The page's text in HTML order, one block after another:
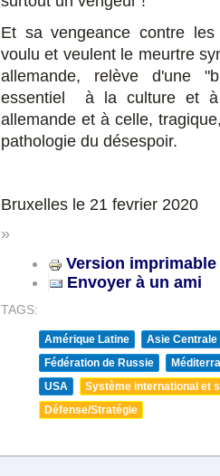
Et sa vengeance contre
voulu et veulent le meurtre
allemande, relève d'une
essentiel à la culture et à
allemande et à celle,
pathologie du désespoir.
Bruxelles le 21 fevrier 2020
»
Version imprimable
Envoyer à un ami
TAGS:
Amérique Latine
Asie Centrale
Fédération de Russie
USA
Système international et
Défense/Stratégie